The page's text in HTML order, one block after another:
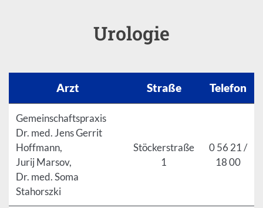
Urologie
Arzt Straße Telefon
Gemeinschaftspraxis
Dr. med. Jens Gerrit
Hoffmann,
Jurij Marsov,
Dr. med. Soma
Stahorszki
Stöckerstraße
1
0 56 21 /
18 00